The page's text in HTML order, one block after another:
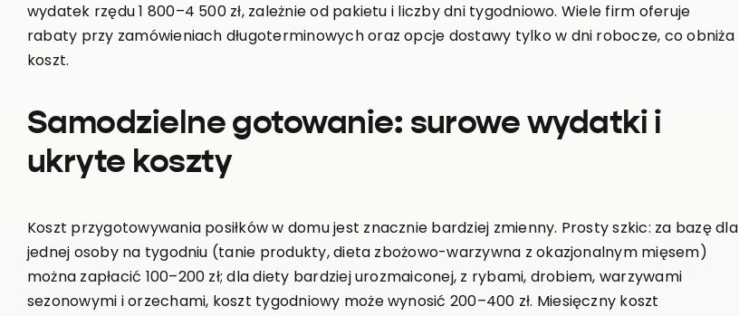
wydatek rzędu 1 800–4 500 zł, zależnie od pakietu i liczby dni tygodniowo. Wiele firm oferuje
rabaty przy zamówieniach długoterminowych oraz opcje dostawy tylko w dni robocze, co obniża
koszt.
Samodzielne gotowanie: surowe wydatki i
ukryte koszty
Koszt przygotowywania posiłków w domu jest znacznie bardziej zmienny. Prosty szkic: za bazę dla
jednej osoby na tygodniu (tanie produkty, dieta zbożowo-warzywna z okazjonalnym mięsem)
można zapłacić 100–200 zł; dla diety bardziej urozmaiconej, z rybami, drobiem, warzywami
sezonowymi i orzechami, koszt tygodniowy może wynosić 200–400 zł. Miesięczny koszt